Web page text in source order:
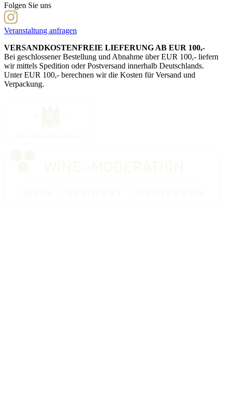
Folgen Sie uns
Veranstaltung anfragen
VERSANDKOSTENFREIE LIEFERUNG AB EUR 100,-
Bei geschlossener Bestellung und Abnahme über EUR 100,- liefern
wir mittels Spedition oder Postversand innerhalb Deutschlands.
Unter EUR 100,- berechnen wir die Kosten für Versand und
Verpackung.